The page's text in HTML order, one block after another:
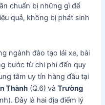
chuẩn bị những gì để
quả, không bị phát sinh
ngành đào tạo lái xe, bài
bước từ chi phí đến quy
tâm uy tín hàng đầu tại
Thành (Q.6) vàTrường
Đây là hai địa điểm lý